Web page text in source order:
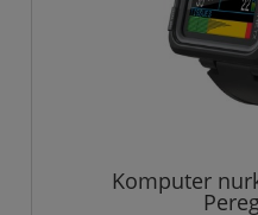
Komputer